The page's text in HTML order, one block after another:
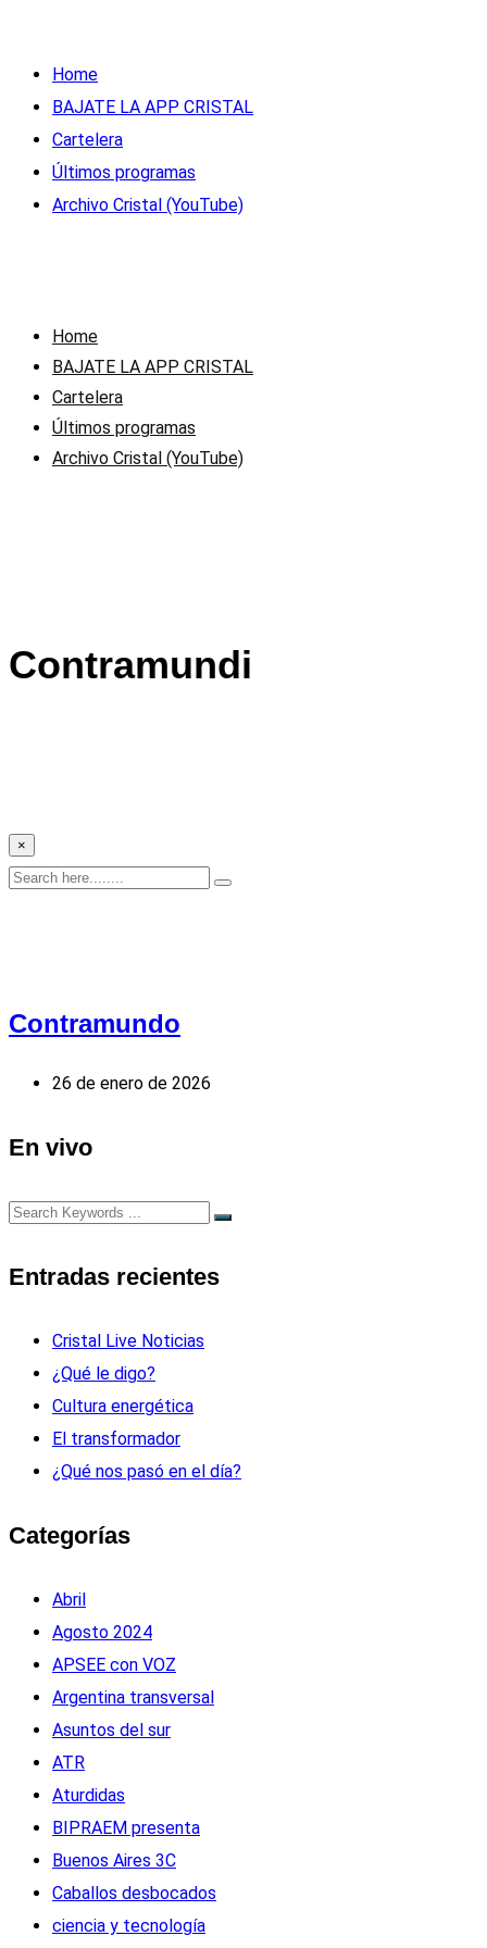
Home
BAJATE LA APP CRISTAL
Cartelera
Últimos programas
Archivo Cristal (YouTube)
Home
BAJATE LA APP CRISTAL
Cartelera
Últimos programas
Archivo Cristal (YouTube)
Contramundi
×
Contramundo
26 de enero de 2026
En vivo
Entradas recientes
Cristal Live Noticias
¿Qué le digo?
Cultura energética
El transformador
¿Qué nos pasó en el día?
Categorías
Abril
Agosto 2024
APSEE con VOZ
Argentina transversal
Asuntos del sur
ATR
Aturdidas
BIPRAEM presenta
Buenos Aires 3C
Caballos desbocados
ciencia y tecnología